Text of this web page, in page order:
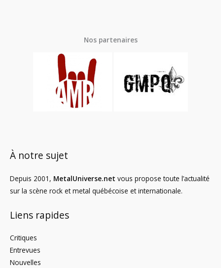
Nos partenaires
À notre sujet
Depuis 2001, MetalUniverse.net vous propose toute l’actualité
sur la scène rock et metal québécoise et internationale.
Liens rapides
Critiques
Entrevues
Nouvelles